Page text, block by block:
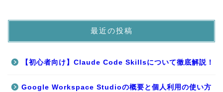
最近の投稿
【初心者向け】Claude Code Skillsについて徹底解説！
Google Workspace Studioの概要と個人利用の使い方